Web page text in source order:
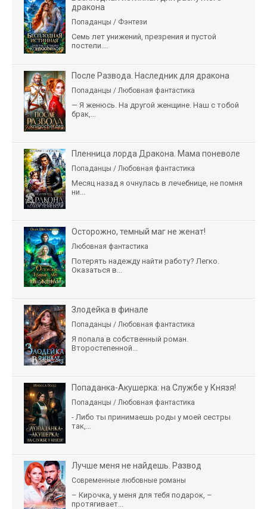
дракона
Попаданцы / Фэнтези
Семь лет унижений, презрения и пустой
постели....
После Развода. Наследник для дракона
Попаданцы / Любовная фантастика
— Я женюсь. На другой женщине. Наш с тобой
брак,...
Пленница лорда Дракона. Мама поневоле
Попаданцы / Любовная фантастика
Месяц назад я очнулась в лечебнице, не помня
ни...
Осторожно, темный маг не женат!
Любовная фантастика
Потерять надежду найти работу? Легко.
Оказаться в...
Злодейка в финале
Попаданцы / Любовная фантастика
Я попала в собственный роман.
Второстепенной...
Попаданка-Акушерка: на Службе у Князя!
Попаданцы / Любовная фантастика
- Либо ты принимаешь роды у моей сестры
так,...
Лучше меня не найдешь. Развод
Современные любовные романы
– Кирочка, у меня для тебя подарок, –
протягивает...